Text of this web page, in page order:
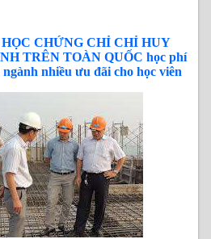
CHỨNG CHỈ CHỈ HUY
TRÊN TOÀN QUỐC học phí
nhiều ưu đãi cho học viên